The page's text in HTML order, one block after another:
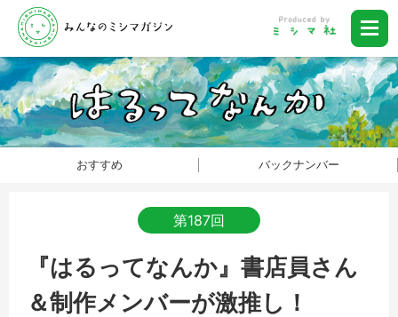
おすすめ バックナンバー
第187回
『はるってなんか』書店員さん
＆制作メンバーが激推し！